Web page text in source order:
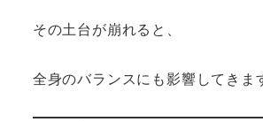
その土台が崩れると、
全身のバランスにも影響してきま